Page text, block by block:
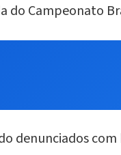
do Campeonato
denunciados